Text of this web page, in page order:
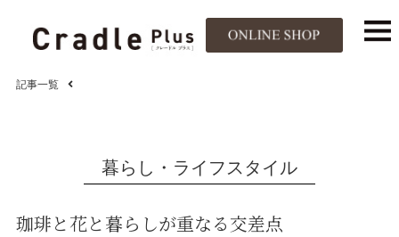
記事一覧
暮らし・ライフスタイル
珈琲と花と暮らしが重なる交差点